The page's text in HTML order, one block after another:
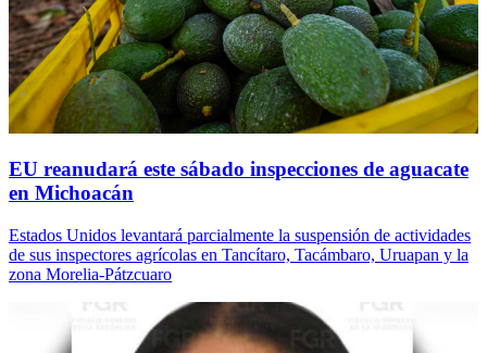
EU reanudará este sábado inspecciones de aguacate
en Michoacán
Estados Unidos levantará parcialmente la suspensión de actividades
de sus inspectores agrícolas en Tancítaro, Tacámbaro, Uruapan y la
zona Morelia-Pátzcuaro